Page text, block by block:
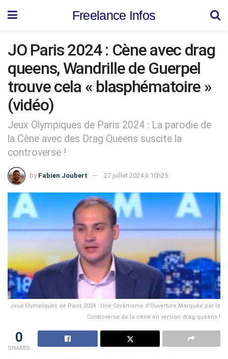
Freelance Infos
JO Paris 2024 : Cène avec drag
queens, Wandrille de Guerpel
trouve cela « blasphématoire »
(vidéo)
Jeux Olympiques de Paris 2024 : La parodie de
la Cène avec des Drag Queens suscite la
controverse !
by Fabien Joubert 27 juillet 2024 à 10h25
Jeux Olympiques de Paris 2024 : Une Cérémonie d'Ouverture Marquée par la
Controverse de la cène en version drag queens !
0
SHARES